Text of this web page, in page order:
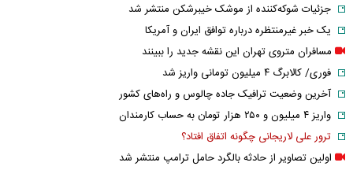
جزئیات شوکه‌کننده از موشک خیبرشکن منتشر شد
یک خبر غیرمنتظره درباره توافق ایران و آمریکا
مسافران متروی تهران این نقشه جدید را ببینند
فوری/ کالابرگ ۴ میلیون تومانی واریز شد
آخرین وضعیت ترافیک جاده چالوس و راه‌های کشور
واریز ۴ میلیون و ۲۵۰ هزار تومان به حساب کارمندان
ترور علی لاریجانی چگونه اتفاق افتاد؟
اولین تصاویر از حادثه بالگرد حامل ترامپ منتشر شد